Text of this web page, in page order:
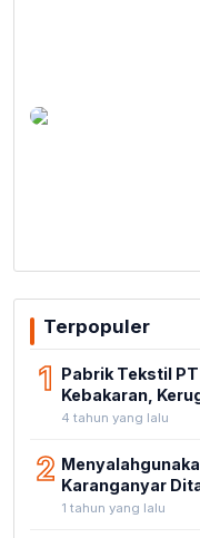
Terpopuler
1 Pabrik Tekstil
Kebakaran,
4 tahun yang lalu
2 Karanganyar
1 tahun yang lalu